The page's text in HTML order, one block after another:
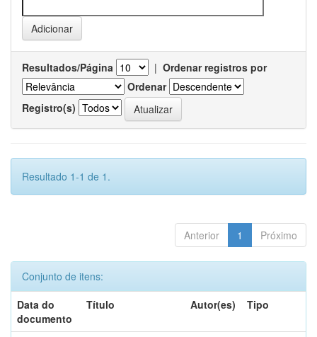
Resultados/Página | Ordenar registros por
Ordenar
Registro(s)
Resultado 1-1 de 1.
Anterior 1 Próximo
Conjunto de itens:
Data do
documento
Título Autor(es) Tipo